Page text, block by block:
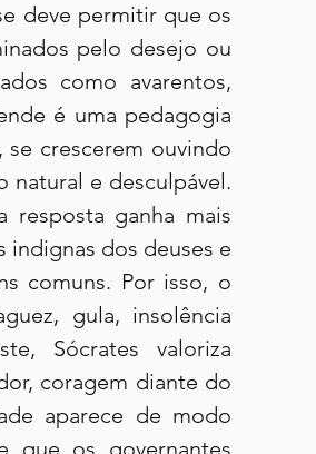
deve permitir que os
pelo desejo ou
como avarentos,
é uma pedagogia
crescerem ouvindo
natural e desculpável.
resposta ganha mais
dos deuses e
comuns. Por isso, o
gula, insolência
Sócrates valoriza
coragem diante do
aparece de modo
que os governantes